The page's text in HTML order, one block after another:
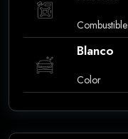
Combustible
Blanco
Color